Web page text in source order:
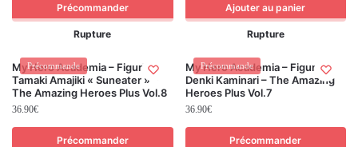
Précommander Ajouter au panier
Précommande
Rupture
My Hero Academia – Figurine
Tamaki Amajiki « Suneater » –
The Amazing Heroes Plus Vol.8
36.90€
Précommander
Précommande
Rupture
My Hero Academia – Figurine
Denki Kaminari – The Amazing
Heroes Plus Vol.7
36.90€
Précommander